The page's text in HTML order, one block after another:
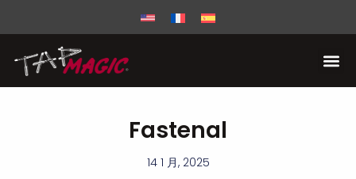
Fastenal
14 1 月, 2025